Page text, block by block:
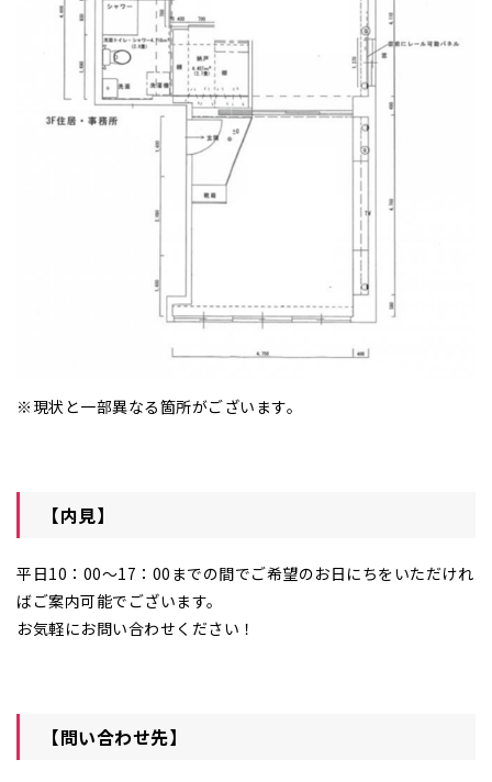
※現状と一部異なる箇所がございます。
【内見】
平日10：00～17：00までの間でご希望のお日にちをいただけれ
ばご案内可能でございます。
お気軽にお問い合わせください！
【問い合わせ先】